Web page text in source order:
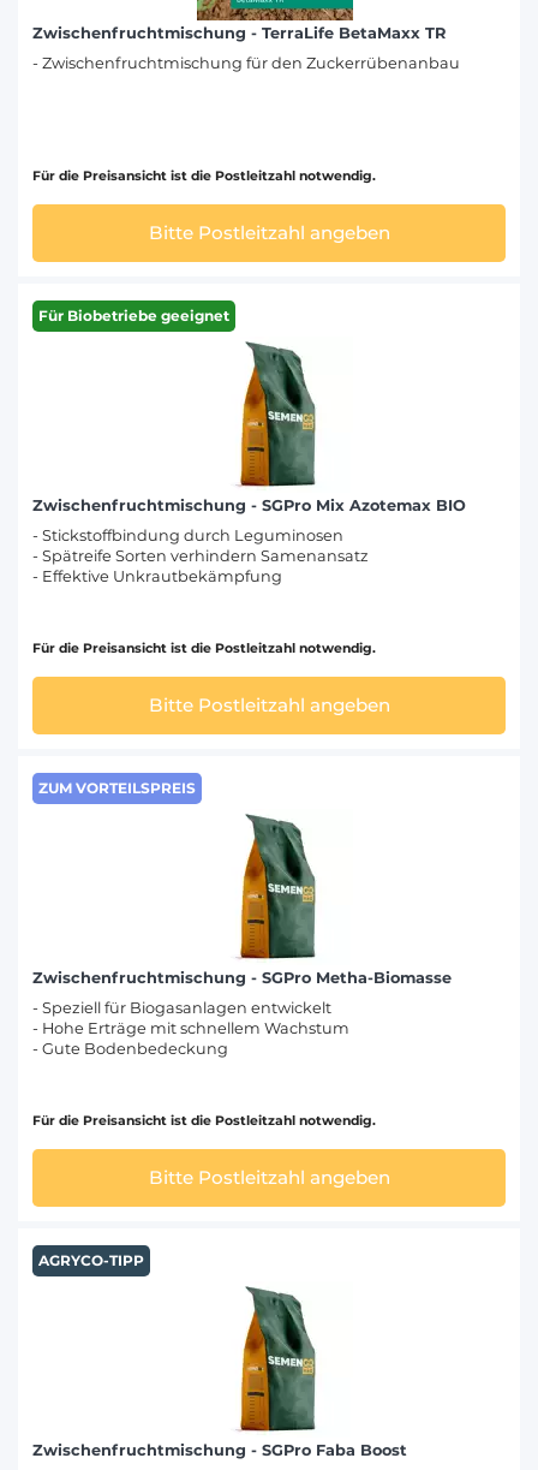
Zwischenfruchtmischung - TerraLife BetaMaxx TR
- Zwischenfruchtmischung für den Zuckerrübenanbau
Für die Preisansicht ist die Postleitzahl notwendig.
Bitte Postleitzahl angeben
Für Biobetriebe geeignet
Zwischenfruchtmischung - SGPro Mix Azotemax BIO
- Stickstoffbindung durch Leguminosen
- Spätreife Sorten verhindern Samenansatz
- Effektive Unkrautbekämpfung
Für die Preisansicht ist die Postleitzahl notwendig.
Bitte Postleitzahl angeben
ZUM VORTEILSPREIS
Zwischenfruchtmischung - SGPro Metha-Biomasse
- Speziell für Biogasanlagen entwickelt
- Hohe Erträge mit schnellem Wachstum
- Gute Bodenbedeckung
Für die Preisansicht ist die Postleitzahl notwendig.
Bitte Postleitzahl angeben
AGRYCO-TIPP
Zwischenfruchtmischung - SGPro Faba Boost